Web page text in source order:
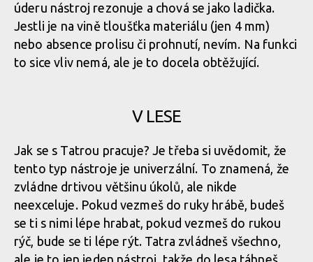
Test: Devonic tools Tatra - McLeod Fire Tool po slovensku
Test: Devonic tools Tatra - McLeod Fire Tool po slovensku
Test: Devonic tools Tatra - McLeod Fire Tool po slovensku
úderu nástroj rezonuje a chová se jako ladička.
Jestli je na vině tloušťka materiálu (jen 4 mm)
nebo absence prolisu či prohnutí, nevím. Na funkci
to sice vliv nemá, ale je to docela obtěžující.
V LESE
Jak se s Tatrou pracuje? Je třeba si uvědomit, že
tento typ nástroje je univerzální. To znamená, že
zvládne drtivou většinu úkolů, ale nikde
neexceluje. Pokud vezmeš do ruky hrábě, budeš
se ti s nimi lépe hrabat, pokud vezmeš do rukou
rýč, bude se ti lépe rýt. Tatra zvládneš všechno,